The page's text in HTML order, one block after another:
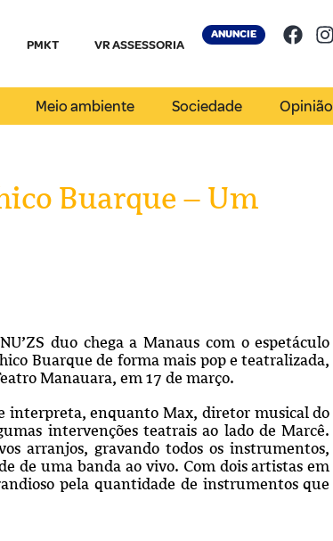
PMKT VR ASSESSORIA
ANUNCIE
Meio ambiente Sociedade Opinião
Buarque – Um
duo chega a Manaus com o espetáculo
Buarque de forma mais pop e teatralizada,
Manauara, em 17 de março.
interpreta, enquanto Max, diretor musical do
intervenções teatrais ao lado de Marcê.
arranjos, gravando todos os instrumentos,
de uma banda ao vivo. Com dois artistas em
pela quantidade de instrumentos que